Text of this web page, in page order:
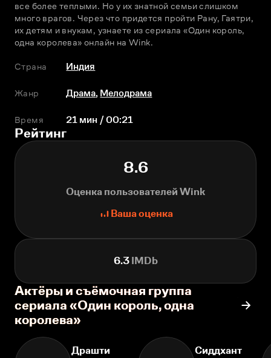
все более теплыми. Но у их знатной семьи слишком
много врагов. Через что придется пройти Рану, Гаятри,
их детям и внукам, узнаете из сериала «Один король,
одна королева» онлайн на Wink.
Страна Индия
Жанр Драма, Мелодрама
Время 21 мин / 00:21
Рейтинг
8.6
Оценка пользователей Wink
Ваша оценка
6.3IMDb
Актёры и съёмочная группа
сериала «Один король, одна
королева»
Драшти
Сиддхант